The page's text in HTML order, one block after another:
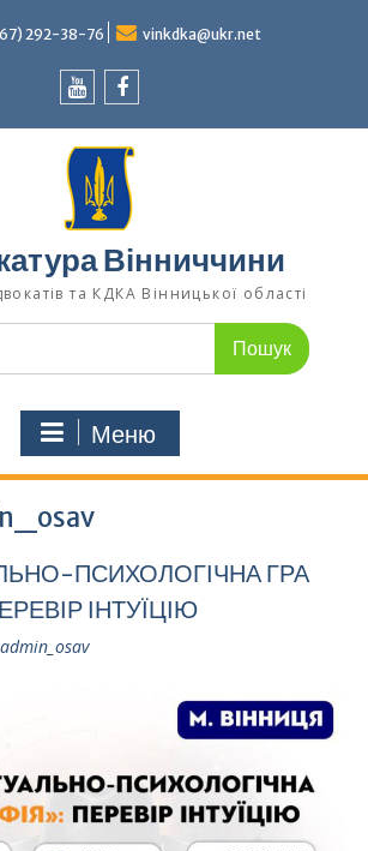
292-38-76 vinkdka@ukr.net
Вінниччини
та КДКА Вінницької області
Меню
ПСИХОЛОГІЧНА ГРА
ІНТУЇЦІЮ
admin_osav